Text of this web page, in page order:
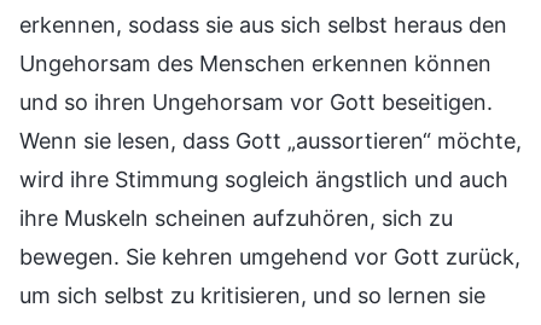
erkennen, sodass sie aus sich selbst heraus den
Ungehorsam des Menschen erkennen können
und so ihren Ungehorsam vor Gott beseitigen.
Wenn sie lesen, dass Gott „aussortieren“ möchte,
wird ihre Stimmung sogleich ängstlich und auch
ihre Muskeln scheinen aufzuhören, sich zu
bewegen. Sie kehren umgehend vor Gott zurück,
um sich selbst zu kritisieren, und so lernen sie